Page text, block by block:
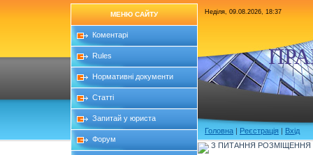
МЕНЮ САЙТУ
Коментарі
Rules
Нормативні документи
Статті
Запитай у юриста
Форум
Неділя, 09.08.2026, 18:37
Головна | Реєстрація | Вхід
З ПИТАННЯ РОЗМІЩЕННЯ